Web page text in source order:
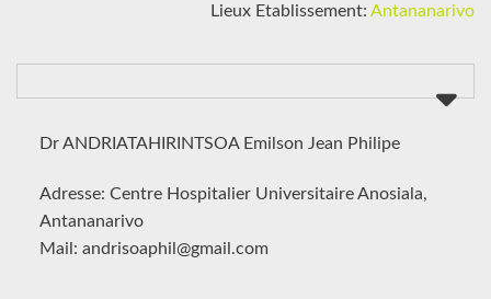
Lieux Etablissement: Antananarivo
Dr ANDRIATAHIRINTSOA Emilson Jean Philipe
Adresse: Centre Hospitalier Universitaire Anosiala,
Antananarivo
Mail: andrisoaphil@gmail.com